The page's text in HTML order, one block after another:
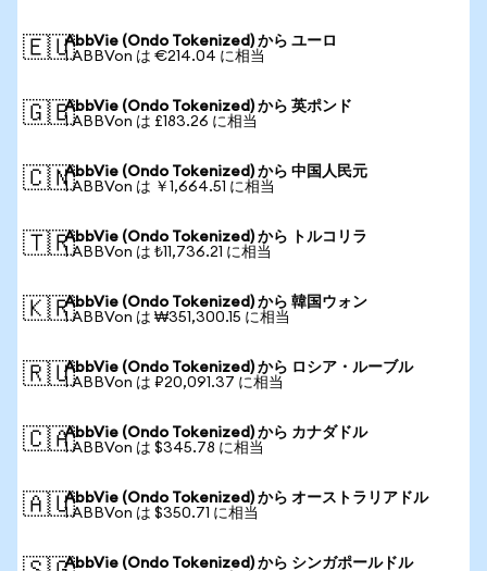
🇪🇺AbbVie (Ondo Tokenized) から ユーロ
1 ABBVon は €214.04 に相当
🇬🇧AbbVie (Ondo Tokenized) から 英ポンド
1 ABBVon は £183.26 に相当
🇨🇳AbbVie (Ondo Tokenized) から 中国人民元
1 ABBVon は ￥1,664.51 に相当
🇹🇷AbbVie (Ondo Tokenized) から トルコリラ
1 ABBVon は ₺11,736.21 に相当
🇰🇷AbbVie (Ondo Tokenized) から 韓国ウォン
1 ABBVon は ₩351,300.15 に相当
🇷🇺AbbVie (Ondo Tokenized) から ロシア・ルーブル
1 ABBVon は ₽20,091.37 に相当
🇨🇦AbbVie (Ondo Tokenized) から カナダドル
1 ABBVon は $345.78 に相当
🇦🇺AbbVie (Ondo Tokenized) から オーストラリアドル
1 ABBVon は $350.71 に相当
AbbVie (Ondo Tokenized) から シンガポールドル